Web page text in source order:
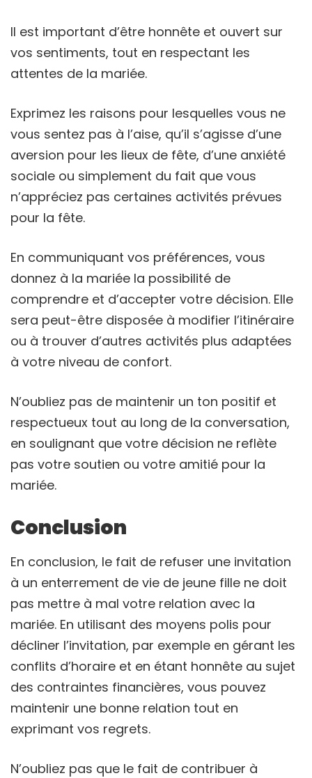
Il est important d’être honnête et ouvert sur
vos sentiments, tout en respectant les
attentes de la mariée.
Exprimez les raisons pour lesquelles vous ne
vous sentez pas à l’aise, qu’il s’agisse d’une
aversion pour les lieux de fête, d’une anxiété
sociale ou simplement du fait que vous
n’appréciez pas certaines activités prévues
pour la fête.
En communiquant vos préférences, vous
donnez à la mariée la possibilité de
comprendre et d’accepter votre décision. Elle
sera peut-être disposée à modifier l’itinéraire
ou à trouver d’autres activités plus adaptées
à votre niveau de confort.
N’oubliez pas de maintenir un ton positif et
respectueux tout au long de la conversation,
en soulignant que votre décision ne reflète
pas votre soutien ou votre amitié pour la
mariée.
Conclusion
En conclusion, le fait de refuser une invitation
à un enterrement de vie de jeune fille ne doit
pas mettre à mal votre relation avec la
mariée. En utilisant des moyens polis pour
décliner l’invitation, par exemple en gérant les
conflits d’horaire et en étant honnête au sujet
des contraintes financières, vous pouvez
maintenir une bonne relation tout en
exprimant vos regrets.
N’oubliez pas que le fait de contribuer à